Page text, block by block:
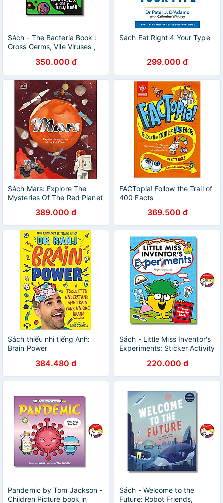
Sách - The Bacteria Book :
Gross Germs, Vile Viruses ,
Book) by Steve Mould
350.000 đ
Sách Eat Right 4 Your Type
299.000 đ
Sách Mars: Explore The
Mysteries Of The Red Planet
389.000 đ
FACTopia! Follow the Trail of
400 Facts
369.500 đ
Sách thiếu nhi tiếng Anh:
Brain Power
384.480 đ
Sách - Little Miss Inventor's
Experiments: Sticker Activity
220.000 đ
Pandemic by Tom Jackson -
Children Picture book in
Sách - Welcome to the
Future: Robot Friends,